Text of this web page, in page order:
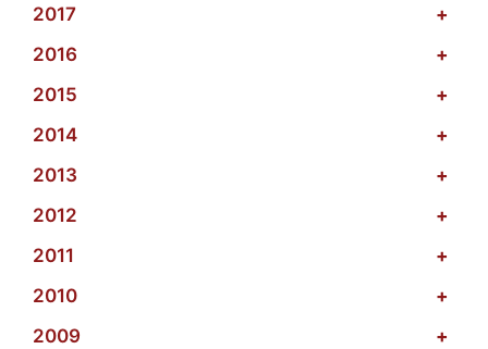
2017
+
2016
+
2015
+
2014
+
2013
+
2012
+
2011
+
2010
+
2009
+